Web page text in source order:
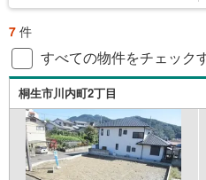
7 件
すべての物件をチェック
桐生市川内町2丁目